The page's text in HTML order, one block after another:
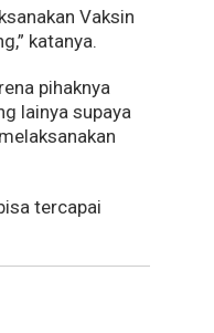
Vaksin
katanya.
pihaknya
lainya supaya
tercapai